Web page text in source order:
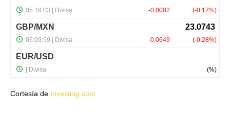
Cortesía de Investing.com